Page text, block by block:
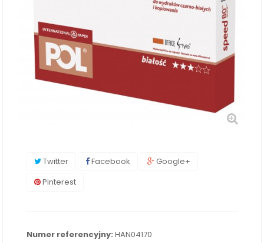
Twitter Facebook
Google+
Pinterest
Numer referencyjny: HAN04170